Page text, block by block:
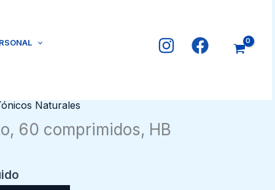
Naturales
60 comprimidos, HB